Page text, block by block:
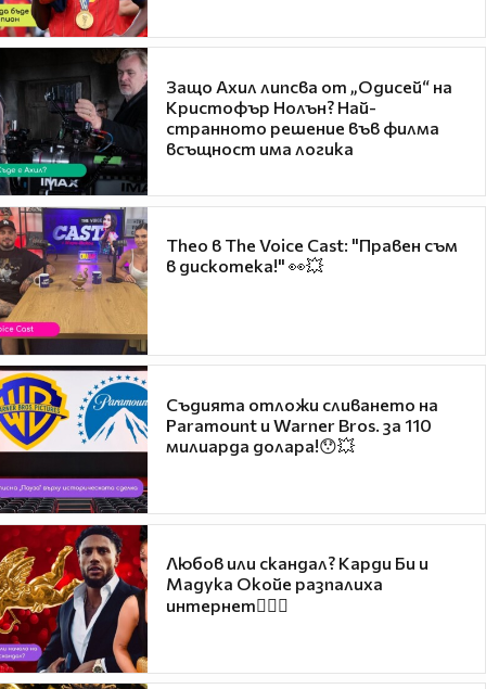
Защо Ахил липсва от „Одисей“ на
Кристофър Нолън? Най-
странното решение във филма
всъщност има логика
Theo в The Voice Cast: "Правен съм
в дискотека!" 👀💥
Съдията отложи сливането на
Paramount и Warner Bros. за 110
милиарда долара!😯💥
Любов или скандал? Карди Би и
Мадука Окойе разпалиха
интернет❤️‍🔥🔥